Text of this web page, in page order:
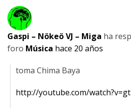
Gaspi – Nökeö VJ – Miga ha
foro Música hace 20 años
toma Chima Baya
http://youtube.com/